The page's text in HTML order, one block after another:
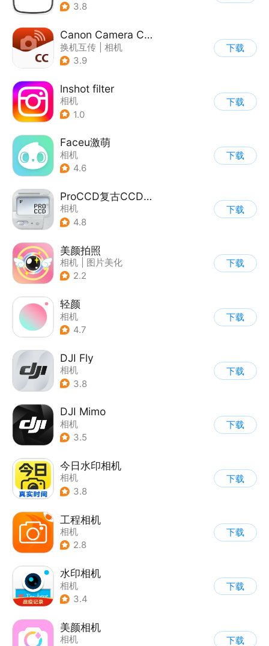
3.8
Canon Camera Connect
换机互传
相机
3.9
下载
lnshot filter
相机
1.0
下载
Faceu激萌
相机
4.6
下载
ProCCD复古CCD相机
相机
4.8
下载
美颜拍照
相机
图片美化
2.2
下载
轻颜
相机
4.7
下载
DJI Fly
相机
3.8
下载
DJI Mimo
相机
3.5
下载
今日水印相机
相机
3.8
下载
工程相机
相机
2.8
下载
水印相机
相机
3.4
下载
美颜相机
相机
下载